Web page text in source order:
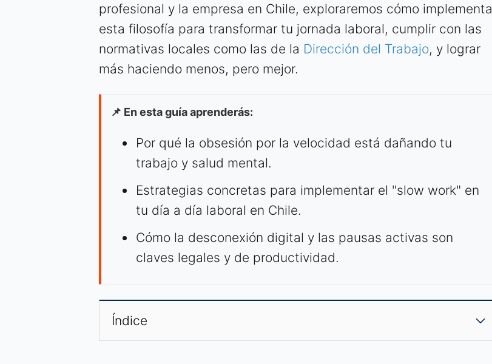
profesional y la empresa en Chile, exploraremos cómo
esta filosofía para transformar tu jornada laboral, cumplir con las
normativas locales como las de la Dirección del Trabajo, y lograr
más haciendo menos, pero mejor.
📌 En esta guía aprenderás:
Por qué la obsesión por la velocidad está dañando tu
trabajo y salud mental.
Estrategias concretas para implementar el "slow work" en
tu día a día laboral en Chile.
Cómo la desconexión digital y las pausas activas son
claves legales y de productividad.
Índice